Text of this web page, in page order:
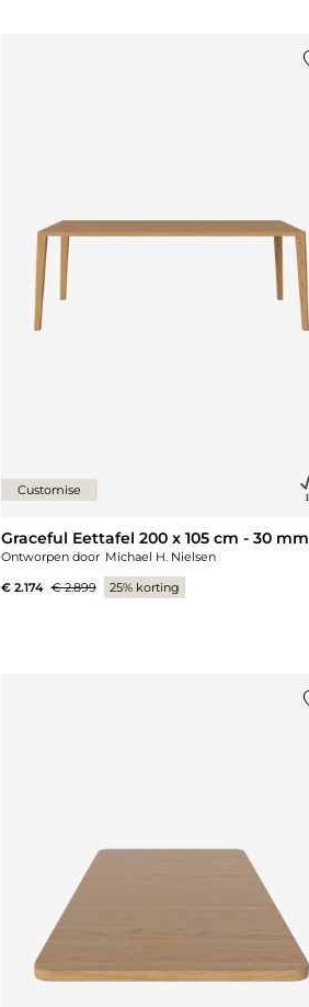
Customise
Graceful Eettafel 200 x 105 cm - 30 mm
Ontworpen door Michael H. Nielsen
€ 2.174 € 2.899 25% korting